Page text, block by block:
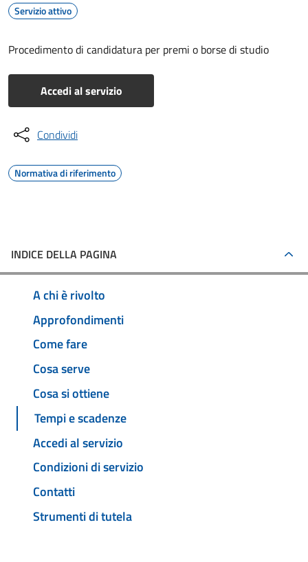
Servizio attivo
Procedimento di candidatura per premi o borse di studio
Accedi al servizio
Condividi
Normativa di riferimento
INDICE DELLA PAGINA
A chi è rivolto
Approfondimenti
Come fare
Cosa serve
Cosa si ottiene
Tempi e scadenze
Accedi al servizio
Condizioni di servizio
Contatti
Strumenti di tutela